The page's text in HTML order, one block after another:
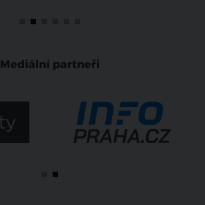
Mediální partneři